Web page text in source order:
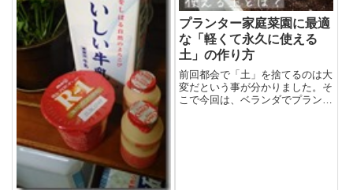
プランター家庭菜園に最適
な「軽くて永久に使える
土」の作り方
前回都会で「土」を捨てるのは大
変だという事が分かりました。そ
こで今回は、ベランダでプランタ